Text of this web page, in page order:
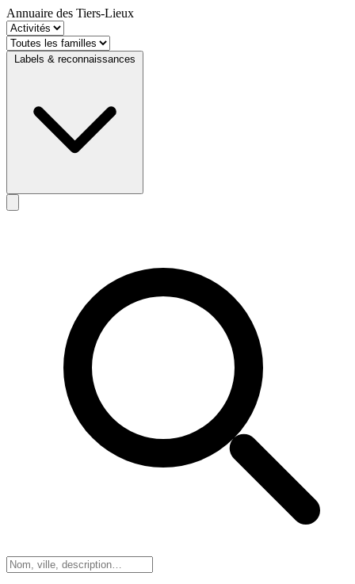
Annuaire des Tiers-Lieux
Labels & reconnaissances